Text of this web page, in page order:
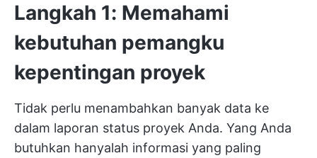
Langkah 1: Memahami
kebutuhan pemangku
kepentingan proyek
Tidak perlu menambahkan banyak data ke
dalam laporan status proyek Anda. Yang Anda
butuhkan hanyalah informasi yang paling